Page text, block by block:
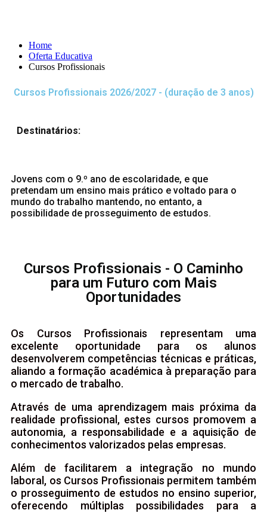
Home
Oferta Educativa
Cursos Profissionais
Cursos Profissionais 2026/2027 - (duração de 3 anos)
Destinatários:
Jovens com o 9.º ano de escolaridade, e que
pretendam um ensino mais prático e voltado para o
mundo do trabalho mantendo, no entanto, a
possibilidade de prosseguimento de estudos.
Cursos Profissionais - O Caminho
para um Futuro com Mais
Oportunidades
Os Cursos Profissionais representam uma
excelente oportunidade para os alunos
desenvolverem competências técnicas e práticas,
aliando a formação académica à preparação para
o mercado de trabalho.
Através de uma aprendizagem mais próxima da
realidade profissional, estes cursos promovem a
autonomia, a responsabilidade e a aquisição de
conhecimentos valorizados pelas empresas.
Além de facilitarem a integração no mundo
laboral, os Cursos Profissionais permitem também
o prosseguimento de estudos no ensino superior,
oferecendo múltiplas possibilidades para a